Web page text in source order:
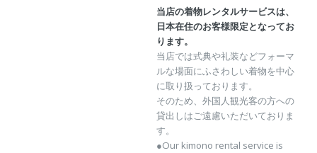
当店の着物レンタルサービスは、
日本在住のお客様限定となってお
ります。
当店では式典や礼装などフォーマ
ルな場面にふさわしい着物を中心
に取り扱っております。
そのため、外国人観光客の方への
貸出しはご遠慮いただいておりま
す。
●Our kimono rental service is